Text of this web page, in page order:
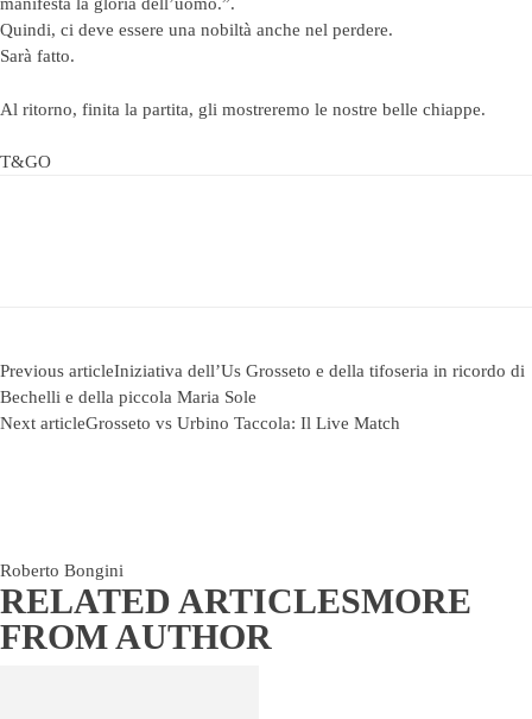
Quindi, ci deve essere una nobiltà anche nel perdere.
Sarà fatto.
Al ritorno, finita la partita, gli mostreremo le nostre belle chiappe.
T&GO
Previous articleIniziativa dell’Us Grosseto e della tifoseria in ricordo di
Bechelli e della piccola Maria Sole
Next articleGrosseto vs Urbino Taccola: Il Live Match
Roberto Bongini
RELATED ARTICLESMORE
FROM AUTHOR